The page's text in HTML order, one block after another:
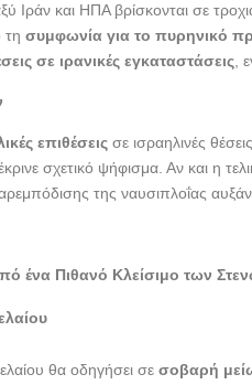
Ιράν και ΗΠΑ βρίσκονται σε
τησυμφωνία για το πυρηνικό
σε ιρανικές εγκαταστάσεις ,
επιθέσεις σε ισραηλινές
σχετικό ψήφισμα. Αν και η
της ναυσιπλοΐας
ένα Πιθανό Κλείσιμο των
θα οδηγήσει σεσοβαρή